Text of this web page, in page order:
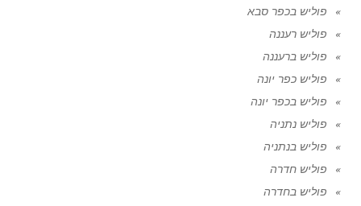
פוליש בכפר סבא
פוליש רעננה
פוליש ברעננה
פוליש כפר יונה
פוליש בכפר יונה
פוליש נתניה
פוליש בנתניה
פוליש חדרה
פוליש בחדרה